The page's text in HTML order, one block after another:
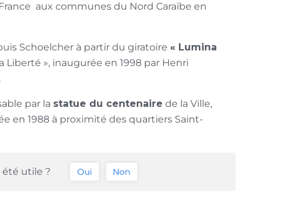
aux communes du Nord Caraïbe en
Schoelcher à partir du giratoire « Lumina
Liberté », inaugurée en 1998 par Henri
par la statue du centenaire de la Ville,
en 1988 à proximité des quartiers Saint-
utile ? Oui Non